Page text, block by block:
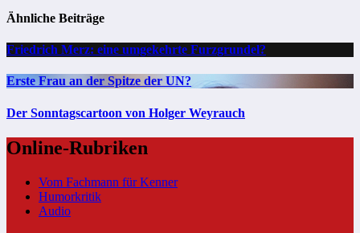
Ähnliche Beiträge
Friedrich Merz: eine umgekehrte Furzgrundel?
Erste Frau an der Spitze der UN?
Der Sonntagscartoon von Holger Weyrauch
Online-Rubriken
Vom Fachmann für Kenner
Humorkritik
Audio